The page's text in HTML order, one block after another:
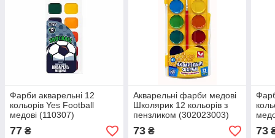
Фарби акварельні 12
кольорів Yes Football
медові (110307)
77 ₴
Акварельні фарби медові
Школярик 12 кольорів з
пензликом (302023003)
73₴ 73